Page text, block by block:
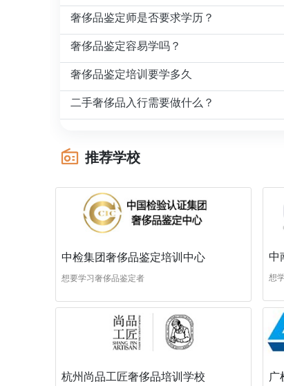
奢侈品鉴定师是否要求学历？
奢侈品鉴定容易学吗？
奢侈品鉴定培训要学多久
二手奢侈品入行需要做什么？
推荐学校
中检集团奢侈品鉴定培训中心
想要学习奢侈品鉴定者
中
想
杭州尚品工匠奢侈品培训学校 广